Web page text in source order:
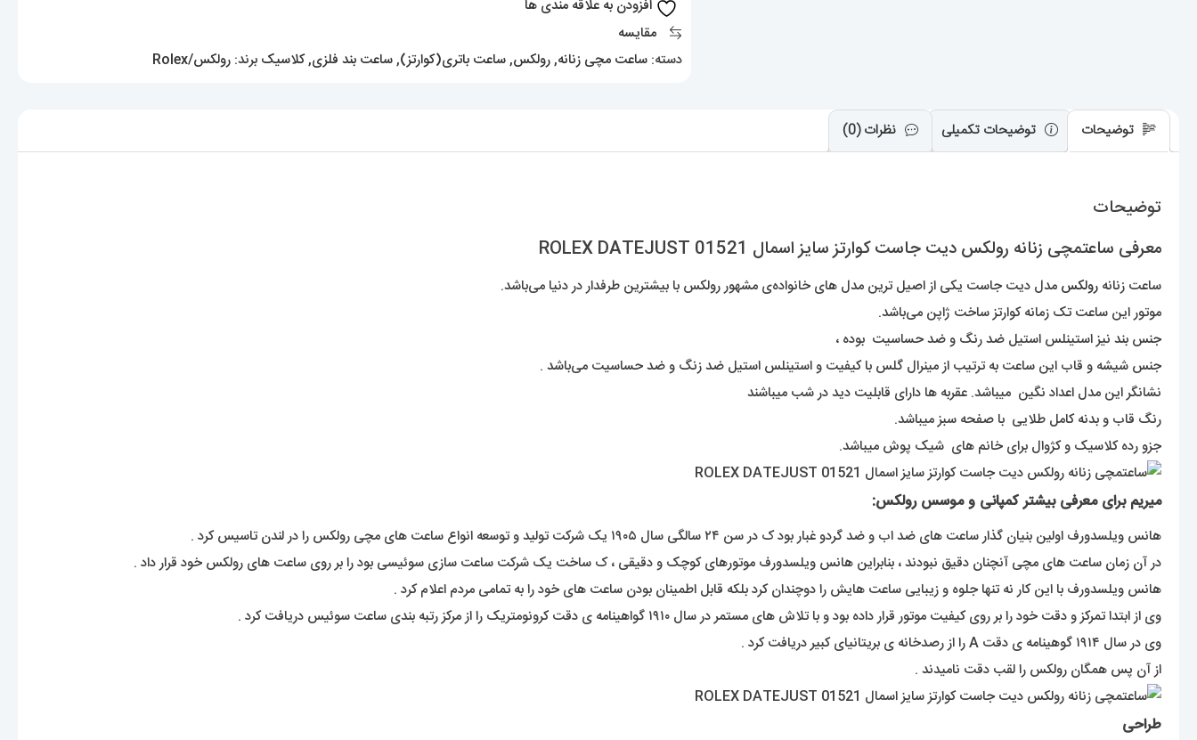
اسمال
افزودن به علاقه مندی ها
مقایسه
دسته: ساعت مچی زنانه,رولکس,ساعت باتری(کوارتز),ساعت بند فلزی,کلاسیک برند: رولکس/Rolex
توضیحات توضیحات تکمیلی نظرات (0)
توضیحات
معرفی ساعتمچی زنانه رولکس دیت جاست کوارتز سایز اسمال 01521 ROLEX DATEJUST
ساعت زنانه رولکس مدل دیت جاست یکی از اصیل ترین مدل های خانواده‌ی مشهور رولکس با بیشترین طرفدار در دنیا می‌باشد.
موتور این ساعت تک زمانه کوارتز ساخت ژاپن می‌باشد.
جنس بند نیز استینلس استیل ضد رنگ و ضد حساسیت بوده ،
جنس شیشه و قاب این ساعت به ترتیب از مینرال گلس با کیفیت و استینلس استیل ضد زنگ و ضد حساسیت می‌باشد .
نشانگر این مدل اعداد نگین میباشد. عقربه ها دارای قابلیت دید در شب میباشند
رنگ قاب و بدنه کامل طلایی با صفحه سبز میباشد.
جزو رده کلاسیک و کژوال برای خانم های شیک پوش میباشد.
میریم برای معرفی بیشتر کمپانی و موسس رولکس:
هانس ویلسدورف اولین بنیان گذار ساعت های ضد اب و ضد گردو غبار بود ک در سن ۲۴ سالگی سال ۱۹۰۵ یک شرکت تولید و توسعه انواع ساعت های مچی رولکس را در لندن تاسیس کرد .
در آن زمان ساعت های مچی آنچنان دقیق نبودند ، بنابراین هانس ویلسدورف موتورهای کوچک و دقیقی ، ک ساخت یک شرکت ساعت سازی سوئیسی بود را بر روی ساعت های رولکس خود قرار داد .
هانس ویلسدورف با این کار نه تنها جلوه و زیبایی ساعت هایش را دوچندان کرد بلکه قابل اطمینان بودن ساعت های خود را به تمامی مردم اعلام کرد .
وی از ابتدا تمرکز و دقت خود را بر روی کیفیت موتور قرار داده بود و با تلاش های مستمر در سال ۱۹۱۰ گواهینامه ی دقت کرونومتریک را از مرکز رتبه بندی ساعت سوئیس دریافت کرد .
وی در سال ۱۹۱۴ گوهینامه ی دقت A را از رصدخانه ی بریتانیای کبیر دریافت کرد .
از آن پس همگان رولکس را لقب دقت نامیدند .
طراحی